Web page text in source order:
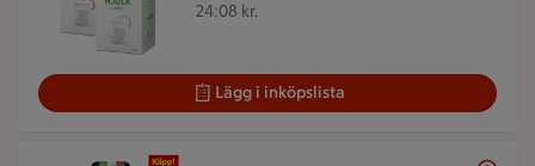
24:08 kr.
Lägg i inköpslista